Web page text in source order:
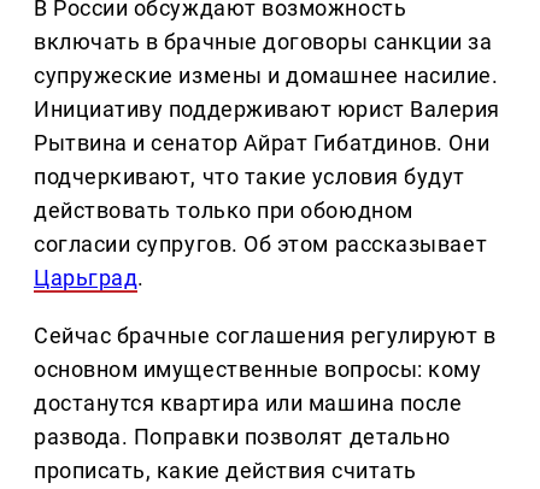
В России обсуждают возможность
включать в брачные договоры санкции за
супружеские измены и домашнее насилие.
Инициативу поддерживают юрист Валерия
Рытвина и сенатор Айрат Гибатдинов. Они
подчеркивают, что такие условия будут
действовать только при обоюдном
согласии супругов. Об этом рассказывает
Царьград.
Сейчас брачные соглашения регулируют в
основном имущественные вопросы: кому
достанутся квартира или машина после
развода. Поправки позволят детально
прописать, какие действия считать